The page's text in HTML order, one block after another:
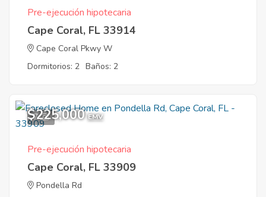
Pre-ejecución hipotecaria
Cape Coral, FL 33914
Cape Coral Pkwy W
Dormitorios: 2 Baños: 2
7
$225,000 EMV
Pre-ejecución hipotecaria
Cape Coral, FL 33909
Pondella Rd